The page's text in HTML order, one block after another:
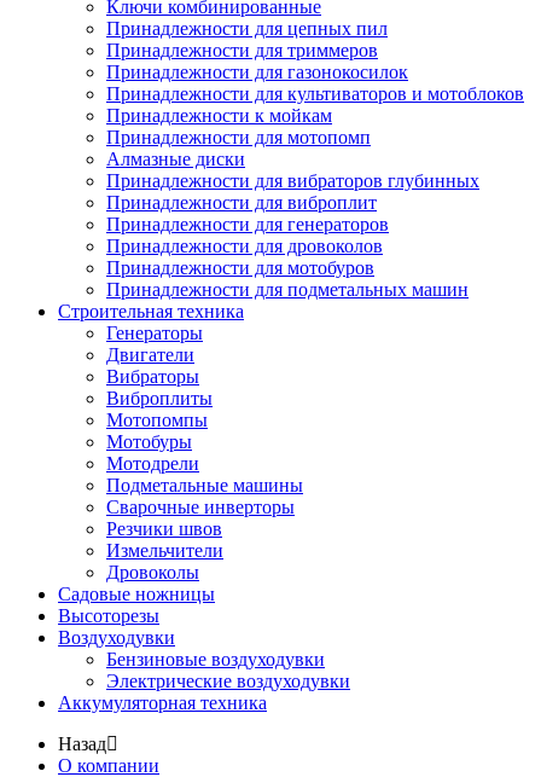
Ключи комбинированные
Принадлежности для цепных пил
Принадлежности для триммеров
Принадлежности для газонокосилок
Принадлежности для культиваторов и мотоблоков
Принадлежности к мойкам
Принадлежности для мотопомп
Алмазные диски
Принадлежности для вибраторов глубинных
Принадлежности для виброплит
Принадлежности для генераторов
Принадлежности для дровоколов
Принадлежности для мотобуров
Принадлежности для подметальных машин
Строительная техника
Генераторы
Двигатели
Вибраторы
Виброплиты
Мотопомпы
Мотобуры
Мотодрели
Подметальные машины
Сварочные инверторы
Резчики швов
Измельчители
Дровоколы
Садовые ножницы
Высоторезы
Воздуходувки
Бензиновые воздуходувки
Электрические воздуходувки
Аккумуляторная техника
Назад
О компании